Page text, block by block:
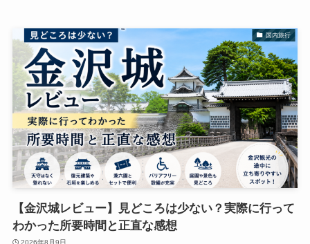
国内旅行
【金沢城レビュー】見どころは少ない？実際に行って
わかった所要時間と正直な感想
2026年8月9日